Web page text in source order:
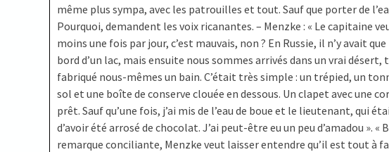
même plus sympa, avec les patrouilles et tout. Sauf que porter de
Pourquoi, demandent les voix ricanantes. – Menzke : « Le capitaine
moins une fois par jour, c’est mauvais, non ? En Russie, il n’y avait que
bord d’un lac, mais ensuite nous sommes arrivés dans un vrai
fabriqué nous-mêmes un bain. C’était très simple : un trépied, un
sol et une boîte de conserve clouée en dessous. Un clapet avec une
prêt. Sauf qu’une fois, j’ai mis de l’eau de boue et le lieutenant, qui
d’avoir été arrosé de chocolat. J’ai peut-être eu un peu d’amadou ».
remarque conciliante, Menzke veut laisser entendre qu’il est tout à